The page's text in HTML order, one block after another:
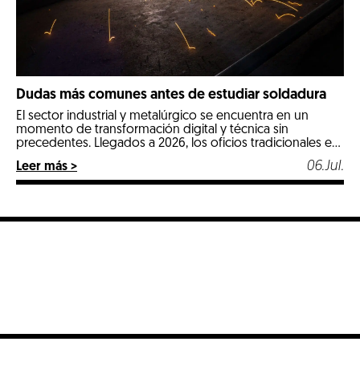
Dudas más comunes antes de estudiar soldadura
El sector industrial y metalúrgico se encuentra en un
momento de transformación digital y técnica sin
precedentes. Llegados a 2026, los oficios tradicionales e
industriales especializados se posicionan como las
opciones más estables, seguras y mejor remuneradas del
mercado laboral. Entre todos ellos, la soldadura destaca
Leer más > 06.Jul.